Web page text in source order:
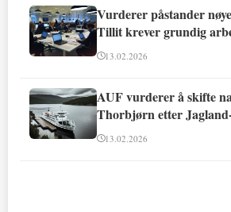
Vurderer påstander
Tillit krever grundig
13.02.2026
AUF vurderer å skifte
Thorbjørn etter
13.02.2026